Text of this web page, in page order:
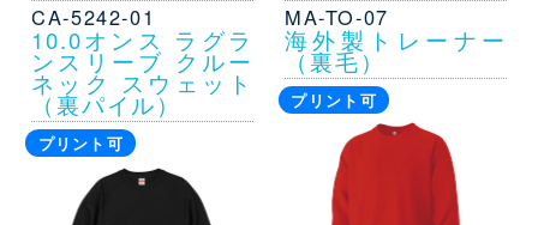
CA-5242-01
10.0オンス ラグラ
ンスリーブ クルー
ネック スウェット
（裏パイル）
プリント可
MA-TO-07
海外製トレーナー
（裏毛）
プリント可